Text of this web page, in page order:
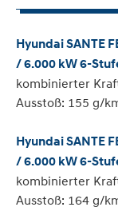
Hyundai SANTE
/ 6.000 kW 6-
kombinierter
Ausstoß: 155 g/
Hyundai SANTE
/ 6.000 kW 6-
kombinierter
Ausstoß: 164 g/